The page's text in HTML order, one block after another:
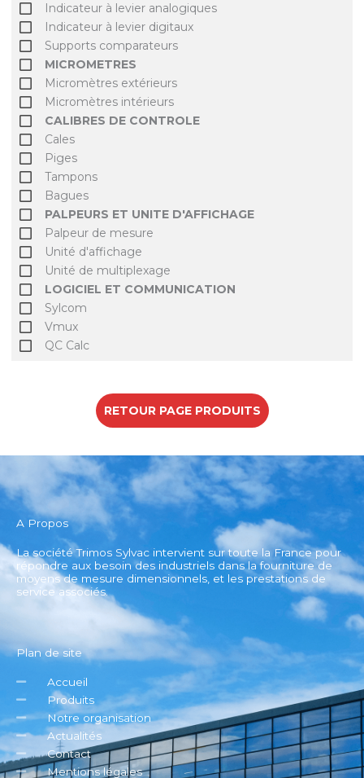
Indicateur à levier analogiques
Indicateur à levier digitaux
Supports comparateurs
MICROMETRES
Micromètres extérieurs
Micromètres intérieurs
CALIBRES DE CONTROLE
Cales
Piges
Tampons
Bagues
PALPEURS ET UNITE D'AFFICHAGE
Palpeur de mesure
Unité d'affichage
Unité de multiplexage
LOGICIEL ET COMMUNICATION
Sylcom
Vmux
QC Calc
RETOUR PAGE PRODUITS
A Propos
La société Trimos Sylvac intervient sur toute la France pour
répondre aux besoin des industriels dans la fourniture de
moyens de mesure dimensionnels, et les prestations de
service associés.
Plan de site
Accueil
Produits
Notre organisation
Actualités
Contact
Mentions légales